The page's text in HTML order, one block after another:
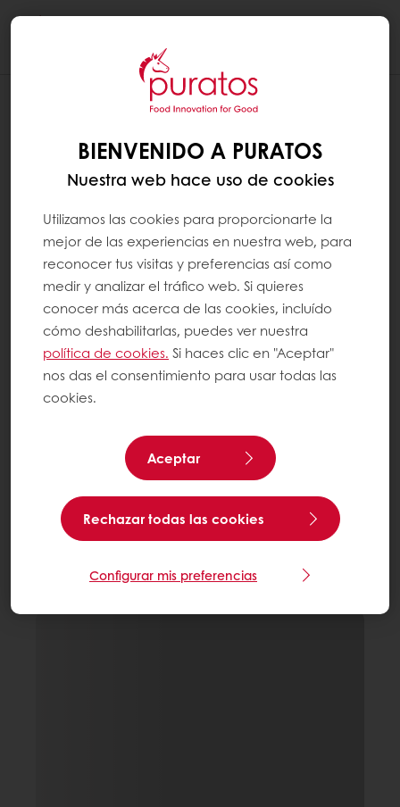
BIENVENIDO A PURATOS
Nuestra web hace uso de cookies
Utilizamos las cookies para proporcionarte la
mejor de las experiencias en nuestra web, para
reconocer tus visitas y preferencias así como
medir y analizar el tráfico web. Si quieres
conocer más acerca de las cookies, incluído
cómo deshabilitarlas, puedes ver nuestra
política de cookies. Si haces clic en "Aceptar"
nos das el consentimiento para usar todas las
cookies.
Aceptar
Rechazar todas las cookies
Configurar mis preferencias